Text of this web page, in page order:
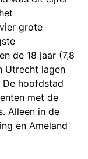
grote
de 18 jaar (7,8
Utrecht lagen
De hoofdstad
met de
Alleen in de
en Ameland